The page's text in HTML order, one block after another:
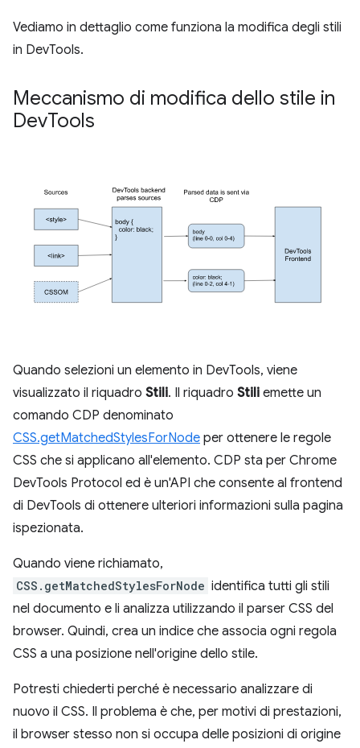
Vediamo in dettaglio come funziona la modifica degli stili
in DevTools.
Meccanismo di modifica dello stile in
DevTools
Quando selezioni un elemento in DevTools, viene
visualizzato il riquadro Stili. Il riquadro Stili emette un
comando CDP denominato
CSS.getMatchedStylesForNode per ottenere le regole
CSS che si applicano all'elemento. CDP sta per Chrome
DevTools Protocol ed è un'API che consente al frontend
di DevTools di ottenere ulteriori informazioni sulla pagina
ispezionata.
Quando viene richiamato,
CSS.getMatchedStylesForNode identifica tutti gli stili
nel documento e li analizza utilizzando il parser CSS del
browser. Quindi, crea un indice che associa ogni regola
CSS a una posizione nell'origine dello stile.
Potresti chiederti perché è necessario analizzare di
nuovo il CSS. Il problema è che, per motivi di prestazioni,
il browser stesso non si occupa delle posizioni di origine